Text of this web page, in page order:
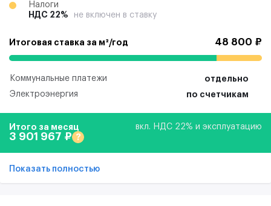
Налоги
НДС 22%
не включен в ставку
Итоговая ставка за м²/год 48 800 ₽
Коммунальные платежи
отдельно
Электроэнергия
по счетчикам
Итого за месяц вкл. НДС 22% и эксплуатацию
3 901 967 ₽ ?
Показать полностью